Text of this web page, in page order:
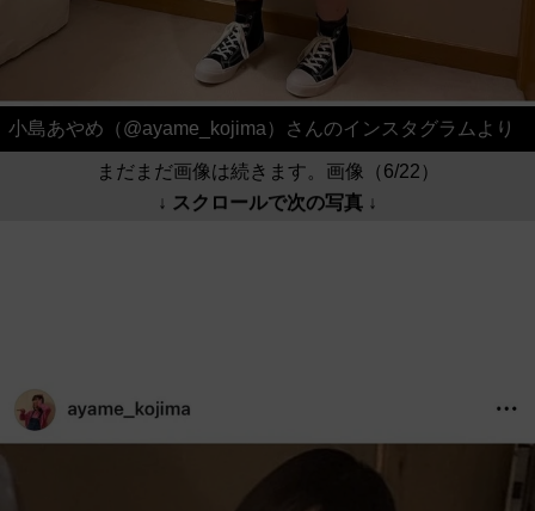
小島あやめ（@ayame_kojima）さんのインスタグラムより
まだまだ画像は続きます。画像（6/22）
↓ スクロールで次の写真 ↓